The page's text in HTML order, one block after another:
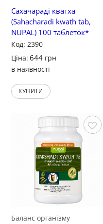
Сахачараді кватха
(Sahacharadi kwath tab,
NUPAL) 100 таблеток*
Код: 2390
Ціна: 644 грн
в наявності
КУПИТИ
Зберегти
Баланс організму